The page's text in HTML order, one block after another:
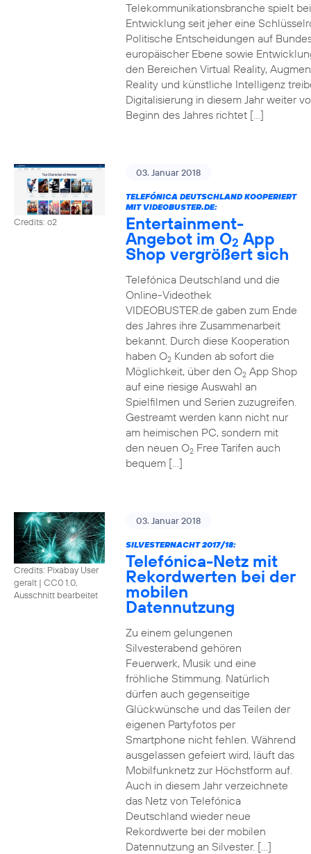
Telekommunikationsbranche spielt
Entwicklung seit jeher eine
Politische Entscheidungen auf
europäischer Ebene sowie
den Bereichen Virtual Reality,
Reality und künstliche Intelligenz
Digitalisierung in diesem Jahr weiter
Beginn des Jahres richtet […]
Credits: o2
03. Januar 2018
TELEFÓNICA DEUTSCHLAND KOOPERIERT
MIT VIDEOBUSTER.DE:
Entertainment-
Angebot im O2 App
Shop vergrößert sich
Telefónica Deutschland und die
Online-Videothek
VIDEOBUSTER.de gaben zum Ende
des Jahres ihre Zusammenarbeit
bekannt. Durch diese Kooperation
haben O2Kunden ab sofort die
Möglichkeit, über den O2App Shop
auf eine riesige Auswahl an
Spielfilmen und Serien zuzugreifen.
Gestreamt werden kann nicht nur
am heimischen PC, sondern mit
den neuen O2Free Tarifen auch
bequem […]
Credits: Pixabay User
geralt | CC0 1.0,
Ausschnitt bearbeitet
03. Januar 2018
SILVESTERNACHT 2017/18:
Telefónica-Netz mit
Rekordwerten bei der
mobilen
Datennutzung
Zu einem gelungenen
Silvesterabend gehören
Feuerwerk, Musik und eine
fröhliche Stimmung. Natürlich
dürfen auch gegenseitige
Glückwünsche und das Teilen der
eigenen Partyfotos per
Smartphone nicht fehlen. Während
ausgelassen gefeiert wird, läuft das
Mobilfunknetz zur Höchstform auf.
Auch in diesem Jahr verzeichnete
das Netz von Telefónica
Deutschland wieder neue
Rekordwerte bei der mobilen
Datennutzung an Silvester. […]